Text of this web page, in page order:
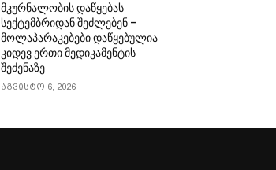
მკურნალობის დაწყებას
სექტემბრიდან შეძლებენ –
მოლაპარაკებები დაწყებულია
კიდევ ერთი მედიკამენტის
შეძენაზე
აგვისტო 6, 2026